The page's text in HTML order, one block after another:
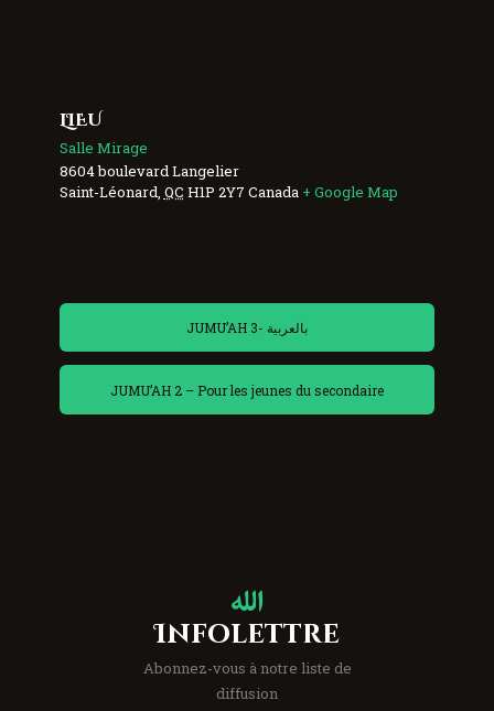
LIEU
Salle Mirage
8604 boulevard Langelier
Saint-Léonard QC H1P 2Y7 Canada + Google Map
JUMU’AH 3- بالعربية
JUMU’AH 2 – Pour les jeunes du secondaire
Infolettre
Abonnez-vous à notre liste de
diffusion